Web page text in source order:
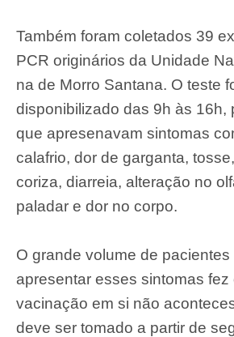
Também foram coletados 39
PCR originários da Unidade
na de Morro Santana. O teste
disponibilizado das 9h às 16h,
que apresenavam sintomas
calafrio, dor de garganta,
coriza, diarreia, alteração no
paladar e dor no corpo.
O grande volume de pacientes
apresentar esses sintomas fez
vacinação em si não
deve ser tomado a partir de